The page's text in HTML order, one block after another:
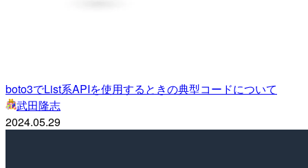
boto3でList系APIを使用するときの典型コードについて
武田隆志
2024.05.29